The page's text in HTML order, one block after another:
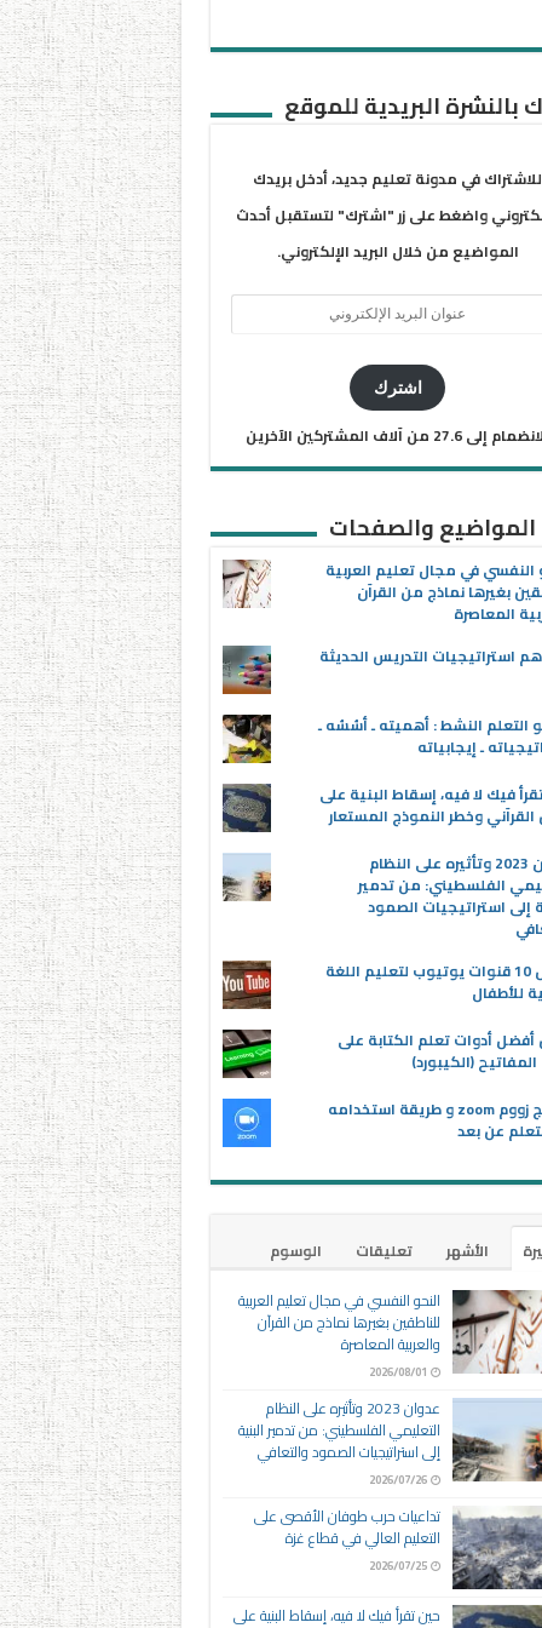
بالنشرة البريدية للموقع
للاشتراك في مدونة تعليم جديد، أدخل بريدك
واضغط على زر "اشترك" لتستقبل أحدث
المواضيع من خلال البريد الإلكتروني.
اشترك
إلى 27.6 من آلاف المشتركين الآخرين
المواضيع والصفحات
النفسي في مجال تعليم العربية
بغيرها نماذج من القرآن
المعاصرة
استراتيجيات التدريس الحديثة
التعلم النشط : أهميته ـ أسُسُه ـ
ـ إيجابياته
فيك لا فيه، إسقاط البنية على
وخطر النموذج المستعار
عدوان 2023 وتأثيره على النظام
الفلسطيني: من تدمير
إلى استراتيجيات الصمود
أفضل 10 قنوات يوتيوب لتعليم اللغة
للأطفال
أفضل أدوات تعلم الكتابة على
(الكيبورد)
برنامج زووم zoom و طريقة استخدامه
عن بعد
الأشهر تعليقات
الوسوم
النحو النفسي في مجال تعليم العربية
للناطقين بغيرها نماذج من القرآن
والعربية المعاصرة
2026/08/01
عدوان 2023 وتأثيره على النظام
التعليمي الفلسطيني: من تدمير البنية
إلى استراتيجيات الصمود والتعافي
2026/07/26
تداعيات حرب طوفان الأقصى على
التعليم العالي في قطاع غزة
2026/07/25
حين تقرأ فيك لا فيه، إسقاط البنية على